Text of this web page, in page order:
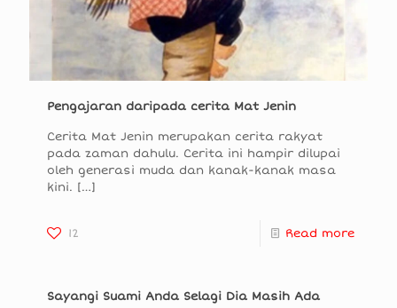
Pengajaran daripada cerita Mat Jenin
Cerita Mat Jenin merupakan cerita rakyat
pada zaman dahulu. Cerita ini hampir dilupai
oleh generasi muda dan kanak-kanak masa
kini. […]
12 Read more
Sayangi Suami Anda Selagi Dia Masih Ada